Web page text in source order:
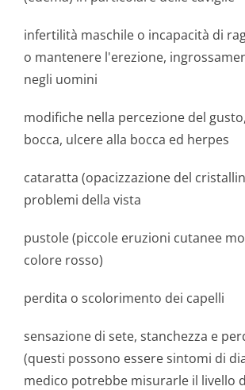
infertilità maschile o incapacità di
o mantenere l'erezione,
negli uomini
modifiche nella percezione del
bocca, ulcere alla bocca ed herpes
cataratta (opacizzazione del
problemi della vista
pustole (piccole eruzioni cutanee
colore rosso)
perdita o scolorimento dei capelli
sensazione di sete, stanchezza e
(questi possono essere sintomi di
medico potrebbe misurarle il livello